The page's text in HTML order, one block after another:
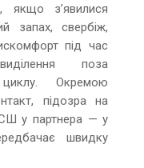
якщо з’явилися
запах, свербіж,
під час
поза
Окремою
підозра на
у партнера — у
швидку